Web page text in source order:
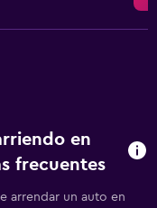
en
frecuentes
arrendar un auto en